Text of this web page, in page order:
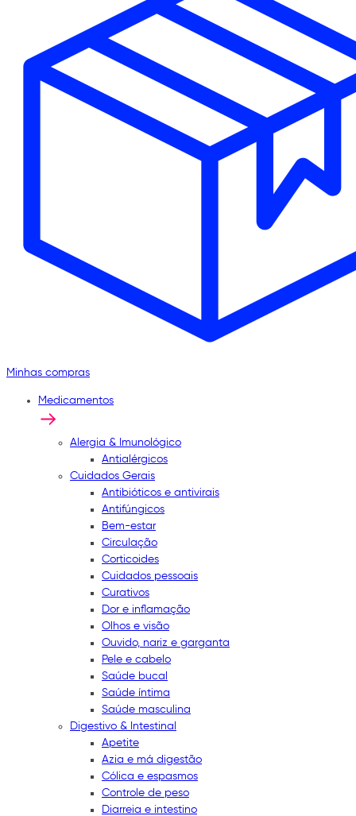
Minhas compras
Medicamentos
Alergia & Imunológico
Antialérgicos
Cuidados Gerais
Antibióticos e antivirais
Antifúngicos
Bem-estar
Circulação
Corticoides
Cuidados pessoais
Curativos
Dor e inflamação
Olhos e visão
Ouvido, nariz e garganta
Pele e cabelo
Saúde bucal
Saúde íntima
Saúde masculina
Digestivo & Intestinal
Apetite
Azia e má digestão
Cólica e espasmos
Controle de peso
Diarreia e intestino